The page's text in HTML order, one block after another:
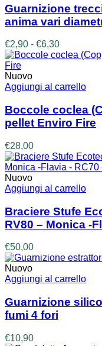
ha
più
varianti.
Le
opzioni
possono
scelte
nella
del
prodotto
Guarnizione
anima vari
€2,90 - €6,30Fascia
di
€2,90
€6,30
Nuovo
Aggiungi al carrello
Boccole coclea
pellet Enviro Fire
€28,00
Nuovo
Aggiungi al carrello
Braciere Stufe
RV80 – Monica -
€50,00
Nuovo
Aggiungi al carrello
Guarnizione
fumi 4 fori
€10,90